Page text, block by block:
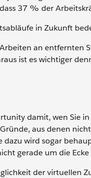
37 % der
in Zukunft
an
ist es wichtiger
damit, wen Sie
aus denen
wird sogar
gerade um die Ecke
der virtuellen